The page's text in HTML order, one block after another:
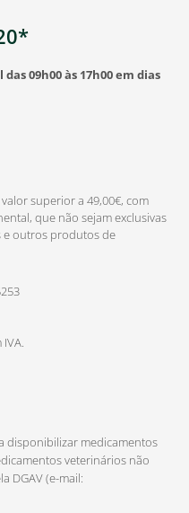
09h00 às 17h00 em dias
superior a 49,00€, com
que não sejam exclusivas
e outros produtos de
disponibilizar medicamentos
veterinários não
DGAV (e-mail: